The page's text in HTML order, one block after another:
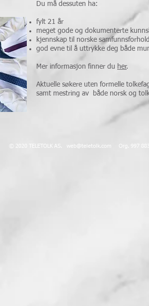
Du må dessuten ha:
fylt 21 år
meget gode og dokumenterte
kjennskap til norske samfunnsforhold
god evne til å uttrykke deg både
Mer informasjon finner du her.
Aktuelle søkere uten formelle
samt mestring av både norsk og
© 2020 TELETOLK AS. web@teletolk.com Org. 997 883